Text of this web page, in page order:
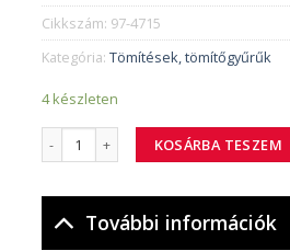
Cikkszám: 97-4715
Kategória: Tömítések, tömítőgyűrűk
4 készleten
97-4715 tömítő gyűrű 65x3,55 mennyiség
KOSÁRBA TESZEM
További információk